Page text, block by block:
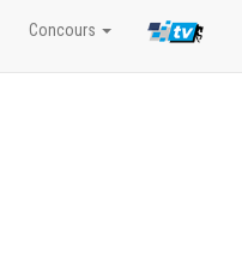
Concours